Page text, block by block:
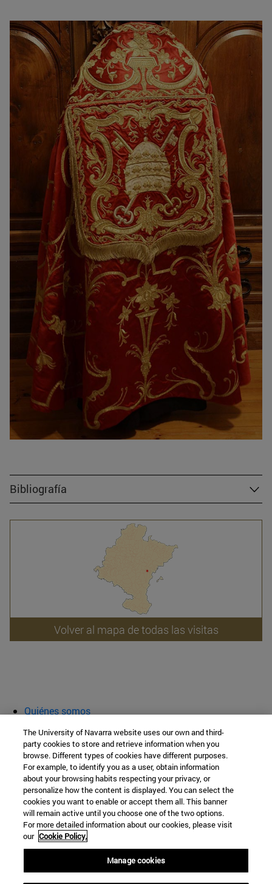
Bibliografía
Volver al mapa de todas las visitas
Quiénes somos
Aula abierta
Cátedra de Patrimonio y Arte Navarro
Facultad de Filosofía y Letras
Campus Universitario s/n
Navarra
España
The University of Navarra website uses our own and third-
party cookies to store and retrieve information when you
browse. Different types of cookies have different purposes.
For example, to identify you as a user, obtain information
about your browsing habits respecting your privacy, or
personalize how the content is displayed. You can select the
cookies you want to enable or accept them all. This banner
will remain active until you choose one of the two options.
For more detailed information about our cookies, please visit
our Cookie Policy.
Manage cookies